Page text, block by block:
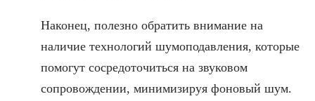
Наконец, полезно обратить внимание на
наличие технологий шумоподавления, которые
помогут сосредоточиться на звуковом
сопровождении, минимизируя фоновый шум.